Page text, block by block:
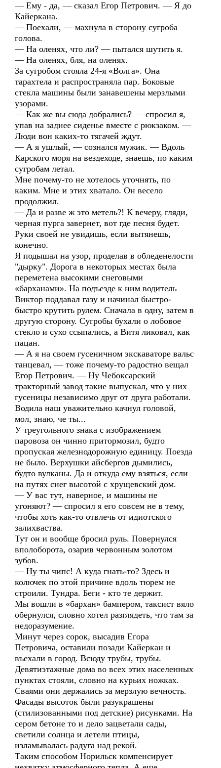
— Ему - да, — сказал Егор Петрович. — Я до
Кайеркана.
— Поехали, — махнула в сторону сугроба
голова.
— На оленях, что ли? — пытался шутить я.
— На оленях, бля, на оленях.
За сугробом стояла 24-я «Волга». Она
тарахтела и распространяла пар. Боковые
стекла машины были занавешены мерзлыми
узорами.
— Как же вы сюда добрались? — спросил я,
упав на заднее сиденье вместе с рюкзаком. —
Люди вон каких-то тягачей ждут.
— А я ушлый, — сознался мужик. — Вдоль
Карского моря на вездеходе, знаешь, по каким
сугробам летал.
Мне почему-то не хотелось уточнять, по
каким. Мне и этих хватало. Он весело
продолжил.
— Да и разве ж это метель?! К вечеру, гляди,
черная пурга завернет, вот где песня будет.
Руки своей не увидишь, если вытянешь,
конечно.
Я подышал на узор, проделав в обледенелости
"дырку". Дорога в некоторых местах была
переметена высокими снеговыми
«барханами». На подъезде к ним водитель
Виктор поддавал газу и начинал быстро-
быстро крутить рулем. Сначала в одну, затем в
другую сторону. Сугробы бухали о лобовое
стекло и сухо ссыпались, а Витя ликовал, как
пацан.
— А я на своем гусеничном экскаваторе вальс
танцевал, — тоже почему-то радостно вещал
Егор Петрович. — Ну Чебоксарский
тракторный завод такие выпускал, что у них
гусеницы независимо друг от друга работали.
Водила наш уважительно качнул головой,
мол, знаю, че ты...
У треугольного знака с изображением
паровоза он чинно притормозил, будто
пропуская железнодорожную единицу. Поезда
не было. Верхушки айсбергов дымились,
будто вулканы. Да и откуда ему взяться, если
на путях снег высотой с хрущевский дом.
— У вас тут, наверное, и машины не
угоняют? — спросил я его совсем не в тему,
чтобы хоть как-то отвлечь от идиотского
залихваства.
Тут он и вообще бросил руль. Повернулся
вполоборота, озарив червонным золотом
зубов.
— Ну ты чипс! А куда гнать-то? Здесь и
колючек по этой причине вдоль тюрем не
строили. Тундра. Беги - кто те держит.
Мы вошли в «бархан» бампером, таксист вяло
обернулся, словно хотел разглядеть, что там за
недоразумение.
Минут через сорок, высадив Егора
Петровича, оставили позади Кайеркан и
въехали в город. Всюду трубы, трубы.
Девятиэтажные дома во всех этих населенных
пунктах стояли, словно на курьих ножках.
Сваями они держались за мерзлую вечность.
Фасады высоток были разукрашены
(стилизованными под детские) рисунками. На
сером бетоне то и дело зацветали сады,
светили солнца и летели птицы,
изламывалась радуга над рекой.
Таким способом Норильск компенсирует